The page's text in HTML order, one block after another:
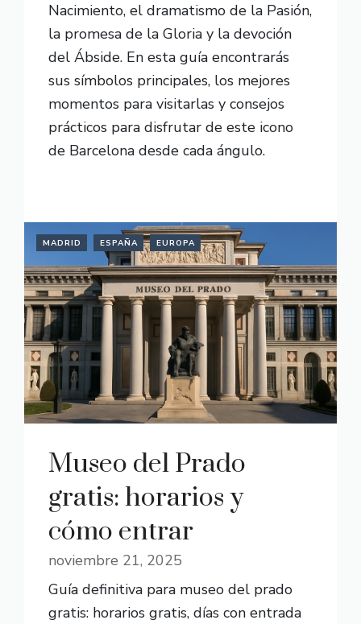
Nacimiento, el dramatismo de la Pasión,
la promesa de la Gloria y la devoción
del Ábside. En esta guía encontrarás
sus símbolos principales, los mejores
momentos para visitarlas y consejos
prácticos para disfrutar de este icono
de Barcelona desde cada ángulo.
MADRID ESPAÑA EUROPA
Museo del Prado
gratis: horarios y
cómo entrar
noviembre 21, 2025
Guía definitiva para museo del prado
gratis: horarios gratis, días con entrada